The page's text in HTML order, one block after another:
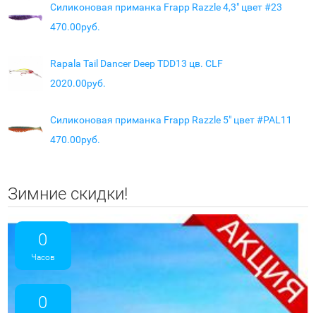
Силиконовая приманка Frapp Razzle 4,3" цвет #23
470.00руб.
Rapala Tail Dancer Deep TDD13 цв. CLF
2020.00руб.
Силиконовая приманка Frapp Razzle 5" цвет #PAL11
470.00руб.
Зимние скидки!
0
Часов
0